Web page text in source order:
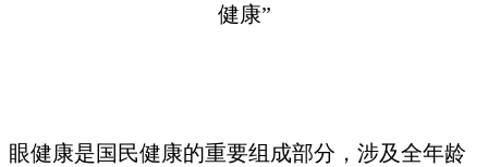
健康”
眼健康是国民健康的重要组成部分，涉及全年龄